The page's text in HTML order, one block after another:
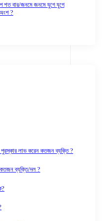
শত বার/জনমে জনমে যুগে যুগে
অংশ ?
পুরস্কার লাভ করেন কতজন ব্যক্তি ?
ব্যক্তি/দল ?